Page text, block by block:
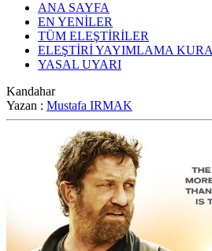
ANA SAYFA
EN YENİLER
TÜM ELEŞTİRİLER
ELEŞTİRİ YAYIMLAMA
YASAL UYARI
Kandahar
Yazan : Mustafa IRMAK